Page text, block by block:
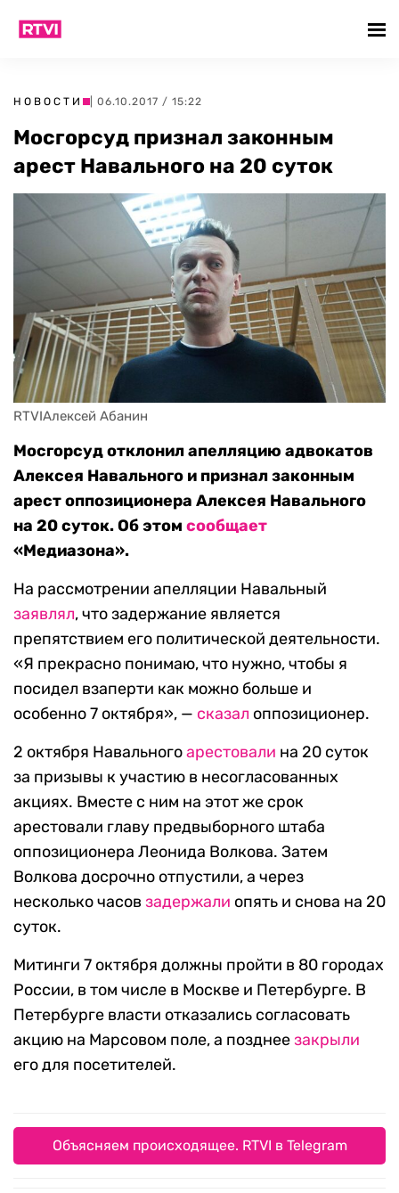
НОВОСТИ | 06.10.2017 / 15:22
Мосгорсуд признал законным
арест Навального на 20 суток
RTVIАлексей Абанин
Мосгорсуд отклонил апелляцию адвокатов
Алексея Навального и признал законным
арест оппозиционера Алексея Навального
на 20 суток. Об этом сообщает
«Медиазона».
На рассмотрении апелляции Навальный
заявлял, что задержание является
препятствием его политической деятельности.
«Я прекрасно понимаю, что нужно, чтобы я
посидел взаперти как можно больше и
особенно 7 октября», — сказал оппозиционер.
2 октября Навальногоарестовали на 20 суток
за призывы к участию в несогласованных
акциях. Вместе с ним на этот же срок
арестовали главу предвыборного штаба
оппозиционера Леонида Волкова. Затем
Волкова досрочно отпустили, а через
несколько часов задержали опять и снова на 20
суток.
Митинги 7 октября должны пройти в 80 городах
России, в том числе в Москве и Петербурге. В
Петербурге власти отказались согласовать
акцию на Марсовом поле, а позднеезакрыли
его для посетителей.
Объясняем происходящее. RTVI в Telegram